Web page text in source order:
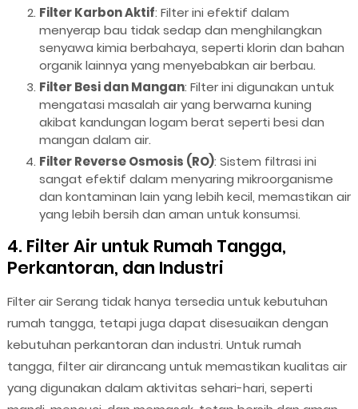
Filter Karbon Aktif: Filter ini efektif dalam
menyerap bau tidak sedap dan menghilangkan
senyawa kimia berbahaya, seperti klorin dan bahan
organik lainnya yang menyebabkan air berbau.
Filter Besi dan Mangan: Filter ini digunakan untuk
mengatasi masalah air yang berwarna kuning
akibat kandungan logam berat seperti besi dan
mangan dalam air.
Filter Reverse Osmosis (RO): Sistem filtrasi ini
sangat efektif dalam menyaring mikroorganisme
dan kontaminan lain yang lebih kecil, memastikan air
yang lebih bersih dan aman untuk konsumsi.
4. Filter Air untuk Rumah Tangga,
Perkantoran, dan Industri
Filter air Serang tidak hanya tersedia untuk kebutuhan
rumah tangga, tetapi juga dapat disesuaikan dengan
kebutuhan perkantoran dan industri. Untuk rumah
tangga, filter air dirancang untuk memastikan kualitas air
yang digunakan dalam aktivitas sehari-hari, seperti